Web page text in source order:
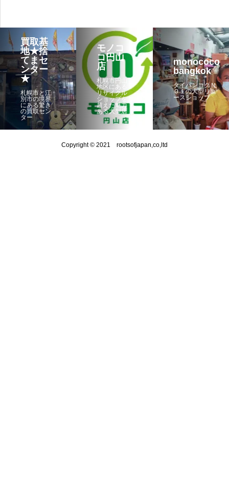
買取基
地★捨
てまセ
ンター
★
札幌市と江
別市の境界
にある驚き
の買取セン
ター
モノコ
コ円山
店
札幌市円山
地区にある
リサイクル
ショップを
超えた魅力
ある大型店
monococo
bangkok
タイバンコクＮ
Ｏ１の大型リユ
ースショップ
Copyright © 2021 rootsofjapan,co,ltd